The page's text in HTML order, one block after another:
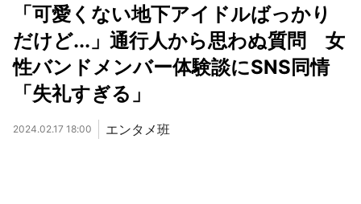
「可愛くない地下アイドルばっかり
だけど...」通行人から思わぬ質問 女
性バンドメンバー体験談にSNS同情
「失礼すぎる」
2024.02.17 18:00 エンタメ班